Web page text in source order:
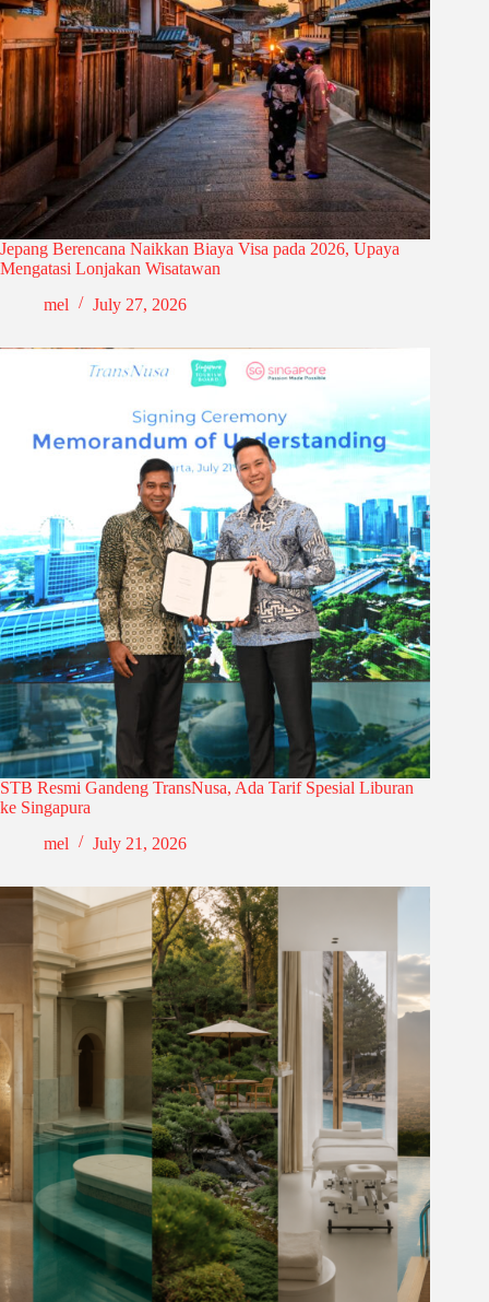
Jepang Berencana Naikkan Biaya Visa pada 2026, Upaya
Mengatasi Lonjakan Wisatawan
mel
July 27, 2026
STB Resmi Gandeng TransNusa, Ada Tarif Spesial Liburan
ke Singapura
mel
July 21, 2026